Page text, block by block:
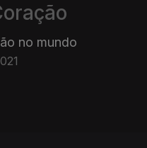
no mundo